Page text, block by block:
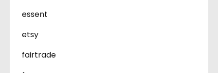
essent
etsy
fairtrade